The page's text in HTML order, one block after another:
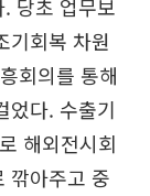
당초 업무보
기회복 차원
회의를 통해
었다. 수출기
해외전시회
깎아주고 중